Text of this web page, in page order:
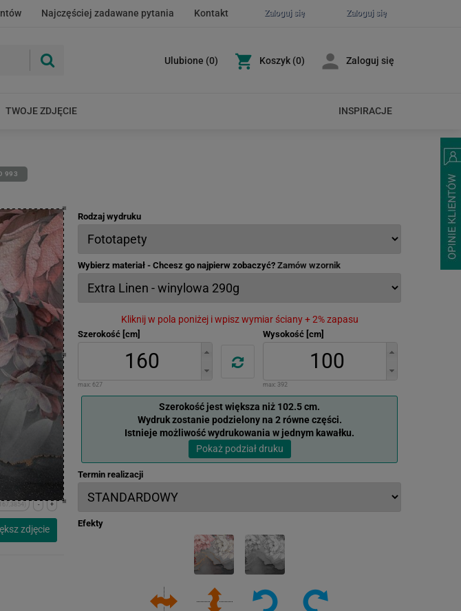
Zaloguj się
Zaloguj się
Najczęściej zadawane pytania Kontakt
Ulubione (0) Koszyk (0) Zaloguj się
TWOJE ZDJĘCIE INSPIRACJE
993
+
-
zdjęcie
Rodzaj wydruku
Wybierz materiał - Chcesz go najpierw zobaczyć? Zamów wzornik
Kliknij w pola poniżej i wpisz wymiar ściany + 2% zapasu
Szerokość [cm]
max: 627
Wysokość [cm]
max: 392
Szerokość jest większa niż 102.5 cm.
Wydruk zostanie podzielony na 2 równe części.
Istnieje możliwość wydrukowania w jednym kawałku.
Pokaż podział druku
Termin realizacji
Efekty